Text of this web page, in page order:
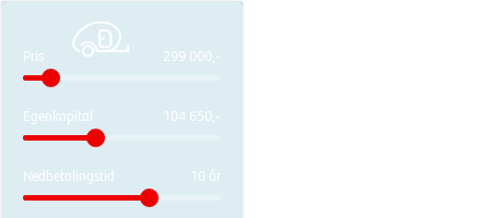
299 000,-
Pris
104 650,-
Egenkapital
10 år
Nedbetalingstid